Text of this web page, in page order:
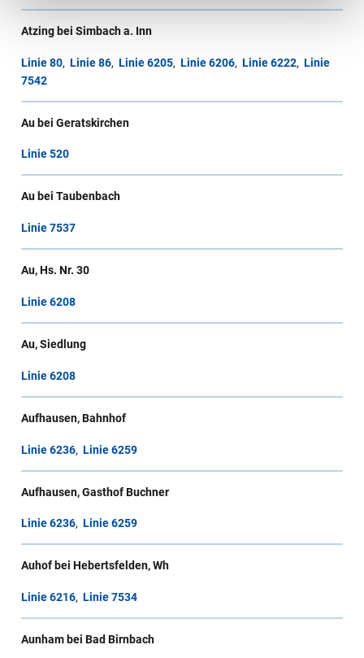
Atzing bei Simbach a. Inn
Linie 80,Linie 86,Linie 6205,Linie 6206,Linie 6222,Linie
7542
Au bei Geratskirchen
Linie 520
Au bei Taubenbach
Linie 7537
Au, Hs. Nr. 30
Linie 6208
Au, Siedlung
Linie 6208
Aufhausen, Bahnhof
Linie 6236,Linie 6259
Aufhausen, Gasthof Buchner
Linie 6236,Linie 6259
Auhof bei Hebertsfelden, Wh
Linie 6216,Linie 7534
Aunham bei Bad Birnbach